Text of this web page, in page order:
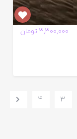
3,300,000 تومان
3
4